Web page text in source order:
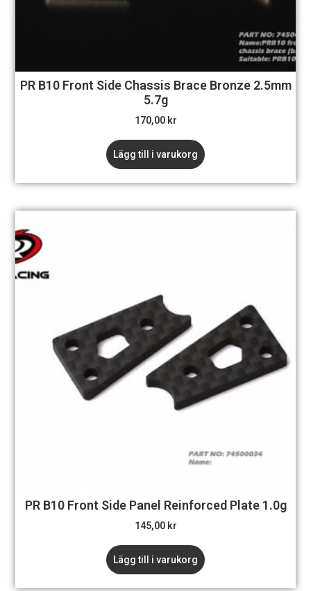
PR B10 Front Side Chassis Brace Bronze 2.5mm
5.7g
170,00 kr
Lägg till i varukorg
PR B10 Front Side Panel Reinforced Plate 1.0g
145,00 kr
Lägg till i varukorg